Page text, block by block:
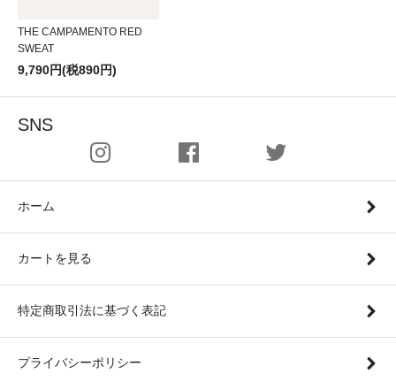
THE CAMPAMENTO RED
SWEAT
9,790円(税890円)
SNS
ホーム
カートを見る
特定商取引法に基づく表記
プライバシーポリシー